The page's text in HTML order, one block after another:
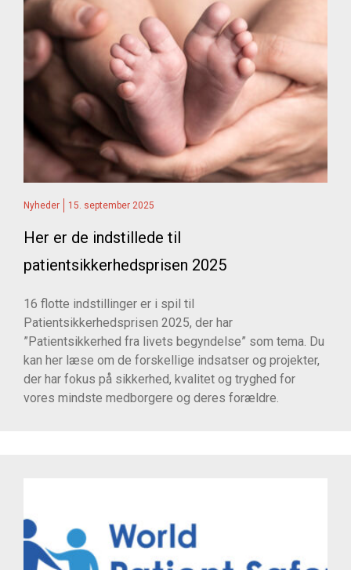
Nyheder 15. september 2025
Her er de indstillede til
patientsikkerhedsprisen 2025
16 flotte indstillinger er i spil til
Patientsikkerhedsprisen 2025, der har
”Patientsikkerhed fra livets begyndelse” som tema. Du
kan her læse om de forskellige indsatser og projekter,
der har fokus på sikkerhed, kvalitet og tryghed for
vores mindste medborgere og deres forældre.